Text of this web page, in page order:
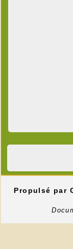
Propulsé par